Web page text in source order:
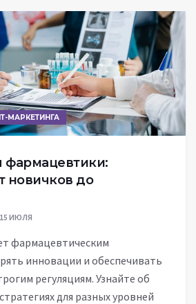
МАРКЕТИНГА
фармацевтики:
новичков до
15 ИЮЛЯ
фармацевтическим
инновации и обеспечивать
регуляциям. Узнайте об
для разных уровней